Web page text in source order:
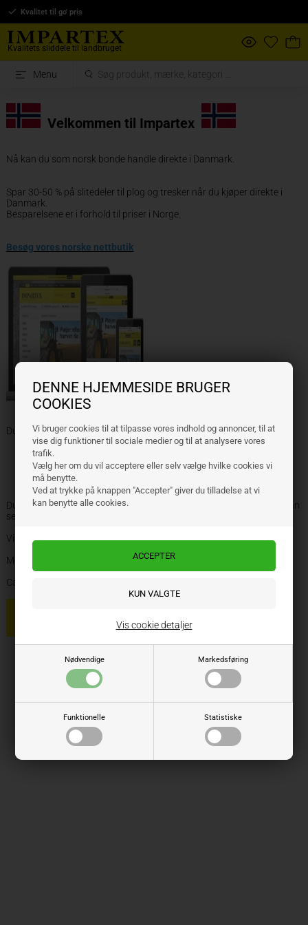
DENNE HJEMMESIDE BRUGER
COOKIES
Vi bruger cookies til at tilpasse vores indhold og annoncer, til at
vise dig funktioner til sociale medier og til at analysere vores
trafik.
Vælg her om du vil acceptere eller selv vælge hvilke cookies vi
må benytte.
Ved at trykke på knappen "Accepter" giver du tilladelse at vi
kan benytte alle cookies.
Nødvendige Markedsføring
Funktionelle Statistiske
Vis cookie detaljer
Kvalitet til go' pris
Kvalitets sliddele til landbruget
Menu
Velkommen til Impartex
Nå kan du som norsk bonde handle direkte i Danmark.
Spar 30-50 % på slitedeler til plog og tresker når du kjøper direkte i
Danmark.
Besparelsene er i forhold til priser i Norge.
Besøg vores norske nettbutik
Du kan også kontakte oss på:
Telefon: 0045 98 15 66 99
E-post: impartex@impartex.dk
Du kan betale direkte med Visa- og Masterkort samt Vipps, eller vi kan
sende dig en faktura som du kan betale.
Vi ser frem til å handle med deg.
Med beste ønsker
Carsten og Thomas